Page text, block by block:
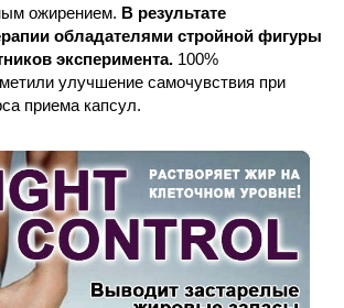
ожирением. В результате
обладателями стройной фигуры
эксперимента. 100%
улучшение самочувствия при
приема капсул.